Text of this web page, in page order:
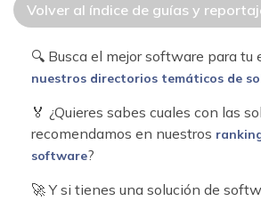
Volver al índice de guías y
🔍 Busca el mejor software para tu
nuestros directorios temáticos de
🏅 ¿Quieres sabes cuales con las
recomendamos en nuestros
software?
🚀 Y si tienes una solución de